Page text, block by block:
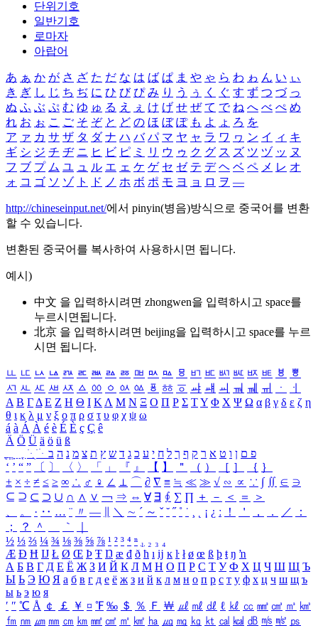
단위기호
일반기호
로마자
아랍어
あ ぁ か が さ ざ た だ な は ば ぱ ま や ゃ ら わ ゎ ん い ぃ
き ぎ し じ ち ぢ に ひ び ぴ み り う ぅ く ぐ す ず つ づ っ
ぬ ふ ぶ ぷ む ゆ ゅ る え ぇ け げ せ ぜ て で ね へ べ ぺ め
れ お ぉ こ ご そ ぞ と ど の ほ ぼ ぽ も よ ょ ろ を
ア ァ カ サ ザ タ ダ ナ ハ バ パ マ ヤ ャ ラ ワ ヮ ン イ ィ キ
ギ シ ジ チ ヂ ニ ヒ ビ ピ ミ リ ウ ゥ ク グ ス ズ ツ ヅ ッ ヌ
フ ブ プ ム ユ ュ ル エ ェ ケ ゲ セ ゼ テ デ ヘ ベ ペ メ レ オ
ォ コ ゴ ソ ゾ ト ド ノ ホ ボ ポ モ ヨ ョ ロ ヲ ―
http://chineseinput.net/에서 pinyin(병음)방식으로 중국어를 변환
할 수 있습니다.
변환된 중국어를 복사하여 사용하시면 됩니다.
예시)
中文 을 입력하시려면 zhongwen을 입력하시고 space를
누르시면됩니다.
北京 을 입력하시려면 beijing을 입력하시고 space를 누르
시면 됩니다.
ㅥ ㅦ ㅧ ㅨ ㅩ ㅪ ㅫ ㅬ ㅭ ㅮ ㅯ ㅰ ㅱ ㅲ ㅳ ㅴ ㅵ ㅶ ㅷ ㅸ
ㅹ
ㅺ ㅻ ㅼ ㅽ ㅾ ㅿ ㆀ ㆁ ㆂ ㆃ ㆄ ㆅ ㆆ ㆇ ㆈ ㆉ ㆊ ㆋ ㆌ ㆍ
ㆎ
Α Β ΓΔ Ε Ζ Η Θ Ι ΚΛ Μ Ν Ξ Ο Π Ρ Σ ΤΥ Φ Χ Ψ Ω α β γ δ ε ζ η
θ ι κ λ μ ν ξ ο π ρ σ τ υ φ χ ψ ω
á à Á À é è É È ç Ç ê
Ä Ö Ü ä ö ü ß
ִֶֹ ֻּ ׁׂ פ ם ן ו ט א ר ק ף ך ל ח י ע כ ג ד ש ץ ת צ מ נ ה ב
‘ ’ “ ” 〔 〕 〈 〉 「 」 『 』 【 】 ＂ （ ） ［ ］ ｛ ｝
± × ÷ ≠ ≤ ≥ ∞ ∴ ♂ ♀ ∠ ⊥ ⌒ ∂ ∇ ≡ ≒ ≪ ≫ √ ∽ ∝ ∵ ∫ ∬ ∈ ∋
⊆ ⊇ ⊂ ⊃ ∪ ∩ ∧ ∨ ￢ ⇒ ⇔ ∀ ∃ ∮ ∑ ∏ ＋ － ＜ ＝
＞
、
。 · ‥ … ¨ 〃 ― ＼ ∼ ´ ～ ˇ ˘ ˝ ˚ ˙ ¸ ¡ ¿ ː ！ ＇ ， ． ／
：
；
？ ＾ ｀
½ ⅓ ⅔ ¼ ¾ ⅛ ⅜ ⅝ ⅞ ¹ ² ³ ⁴ ⁿ ₁ ₂ ₃ ₄
Æ Ð Ħ Ĳ Ł Ø Œ Þ Ŧ Ŋ æ đ ð ħ ı ĳ ĸ ŀ ł ø œ ß þ ŧ ŋ ŉ
А Б В Г Д Е Ё Ж З И Й К Л М Н О П Р С Т У Ф Х Ц Ч Ш Щ Ъ
Ы Ь Э Ю Я а б в г д е ё ж з и й к л м н о п р с т у ф х ц ч ш щ ъ
ы ь э ю я
′ ″ ℃ Å ￠ ￡ ￥ ¤ ℉ ‰ ＄ ％ Ｆ ￦ ㎕ ㎖ ㎗ ℓ ㎘ ㏄ ㎣ ㎤ ㎥ ㎦
㎙ ㎚ ㎛ ㎜ ㎝ ㎞ ㎟ ㎠ ㎡ ㎢ ㏊ ㎍ ㎎ ㎏ ㏏ ㎈ ㎉ ㏈ ㎧ ㎨ ㎰